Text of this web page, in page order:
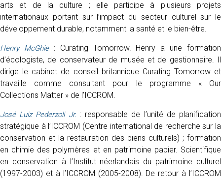
arts et de la culture ; elle participe à plusieurs projets
internationaux portant sur l’impact du secteur culturel sur le
développement durable, notamment la santé et le bien-être.
Henry McGhie: Curating Tomorrow. Henry a une formation
d’écologiste, de conservateur de musée et de gestionnaire. Il
dirige le cabinet de conseil britannique Curating Tomorrow et
travaille comme consultant pour le programme « Our
Collections Matter » de l’ICCROM.
José Luiz Pederzoli Jr. : responsable de l’unité de planification
stratégique à l’ICCROM (Centre international de recherche sur la
conservation et la restauration des biens culturels) ; formation
en chimie des polymères et en patrimoine papier. Scientifique
en conservation à l’Institut néerlandais du patrimoine culturel
(1997-2003) et à l’ICCROM (2005-2008). De retour à l’ICCROM